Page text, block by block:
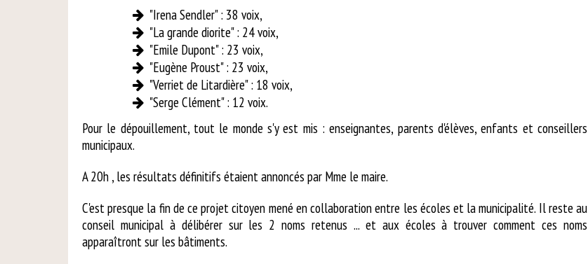
"Irena Sendler" : 38 voix,
"La grande diorite" : 24 voix,
"Emile Dupont" : 23 voix,
"Eugène Proust" : 23 voix,
"Verriet de Litardière" : 18 voix,
"Serge Clément" : 12 voix.
Pour le dépouillement, tout le monde s'y est mis : enseignantes, parents d'élèves, enfants et conseillers
municipaux.
A 20h , les résultats définitifs étaient annoncés par Mme le maire.
C'est presque la fin de ce projet citoyen mené en collaboration entre les écoles et la municipalité. Il reste au
conseil municipal à délibérer sur les 2 noms retenus ... et aux écoles à trouver comment ces noms
apparaîtront sur les bâtiments.